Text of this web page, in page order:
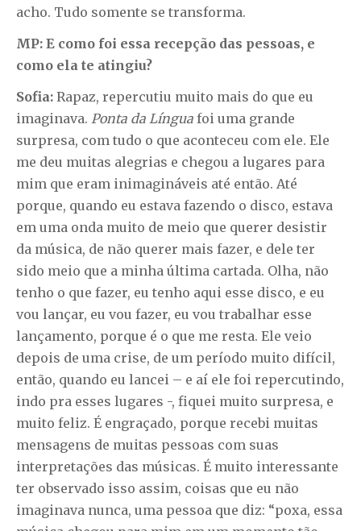
acho. Tudo somente se transforma.
MP: E como foi essa recepção das pessoas, e
como ela te atingiu?
Sofia: Rapaz, repercutiu muito mais do que eu
imaginava. Ponta da Língua foi uma grande
surpresa, com tudo o que aconteceu com ele. Ele
me deu muitas alegrias e chegou a lugares para
mim que eram inimagináveis até então. Até
porque, quando eu estava fazendo o disco, estava
em uma onda muito de meio que querer desistir
da música, de não querer mais fazer, e dele ter
sido meio que a minha última cartada. Olha, não
tenho o que fazer, eu tenho aqui esse disco, e eu
vou lançar, eu vou fazer, eu vou trabalhar esse
lançamento, porque é o que me resta. Ele veio
depois de uma crise, de um período muito difícil,
então, quando eu lancei – e aí ele foi repercutindo,
indo pra esses lugares -, fiquei muito surpresa, e
muito feliz. É engraçado, porque recebi muitas
mensagens de muitas pessoas com suas
interpretações das músicas. É muito interessante
ter observado isso assim, coisas que eu não
imaginava nunca, uma pessoa que diz: “poxa, essa